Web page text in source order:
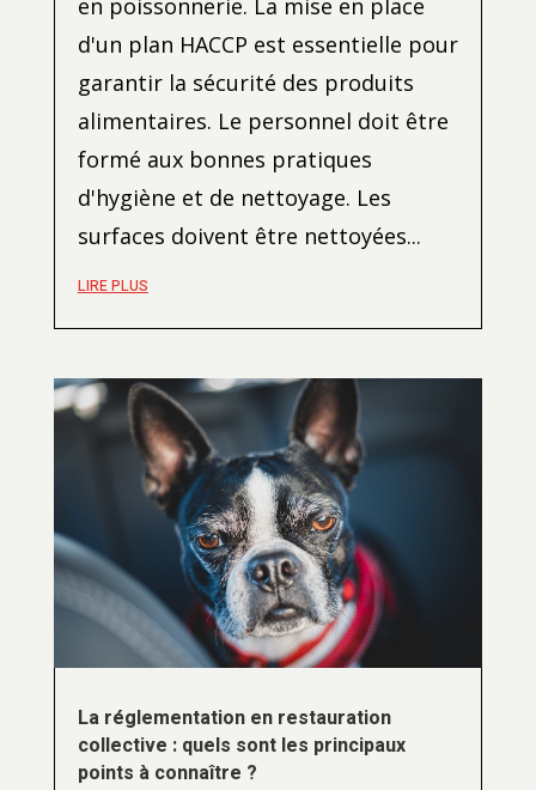
en poissonnerie. La mise en place
d'un plan HACCP est essentielle pour
garantir la sécurité des produits
alimentaires. Le personnel doit être
formé aux bonnes pratiques
d'hygiène et de nettoyage. Les
surfaces doivent être nettoyées...
LIRE PLUS
La réglementation en restauration
collective : quels sont les principaux
points à connaître ?